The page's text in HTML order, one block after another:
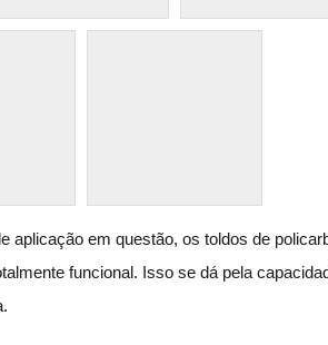
aplicação em questão, os toldos de
funcional. Isso se dá pela